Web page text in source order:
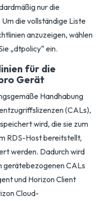
nur die
die vollständige Liste
anzuzeigen, wählen
„dtpolicy“ ein.
für die
Gerät
Handhabung
(CALs),
wird, die sie zum
RDS-Host bereitstellt,
werden. Dadurch wird
gerätebezogenen CALs
und Horizon Client
Cloud-